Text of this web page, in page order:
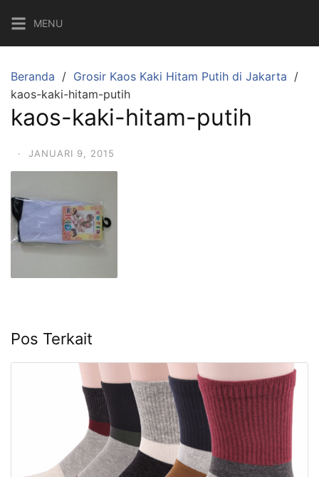
ke
konten
MENU
Beranda
Grosir Kaos Kaki Hitam Putih di Jakarta
kaos-kaki-hitam-putih
kaos-kaki-hitam-putih
· JANUARI 9, 2015
Pos Terkait